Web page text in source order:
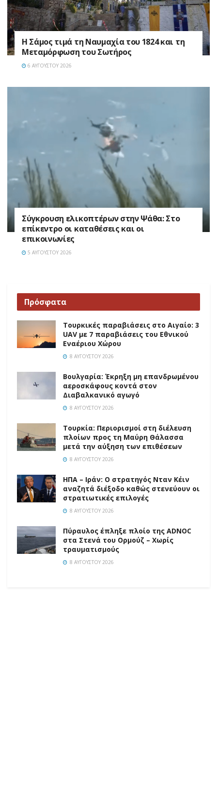
Η Σάμος τιμά τη Ναυμαχία του 1824 και τη
Μεταμόρφωση του Σωτήρος
6 ΑΥΓΟΎΣΤΟΥ 2026
Σύγκρουση ελικοπτέρων στην Ψάθα: Στο
επίκεντρο οι καταθέσεις και οι
επικοινωνίες
5 ΑΥΓΟΎΣΤΟΥ 2026
Πρόσφατα
Τουρκικές παραβιάσεις στο Αιγαίο: 3
UAV με 7 παραβιάσεις του Εθνικού
Εναέριου Χώρου
8 ΑΥΓΟΎΣΤΟΥ 2026
Βουλγαρία: Έκρηξη μη επανδρωμένου
αεροσκάφους κοντά στον
Διαβαλκανικό αγωγό
8 ΑΥΓΟΎΣΤΟΥ 2026
Τουρκία: Περιορισμοί στη διέλευση
πλοίων προς τη Μαύρη Θάλασσα
μετά την αύξηση των επιθέσεων
8 ΑΥΓΟΎΣΤΟΥ 2026
ΗΠΑ – Ιράν: Ο στρατηγός Νταν Κέιν
αναζητά διέξοδο καθώς στενεύουν οι
στρατιωτικές επιλογές
8 ΑΥΓΟΎΣΤΟΥ 2026
Πύραυλος έπληξε πλοίο της ADNOC
στα Στενά του Ορμούζ – Χωρίς
τραυματισμούς
8 ΑΥΓΟΎΣΤΟΥ 2026